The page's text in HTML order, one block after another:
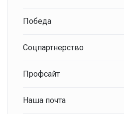
Победа
Соцпартнерство
Профсайт
Наша почта